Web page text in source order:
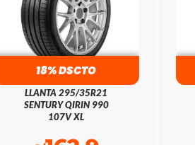
18% DSCTO
LLANTA 295/35R21
SENTURY QIRIN 990
107V XL